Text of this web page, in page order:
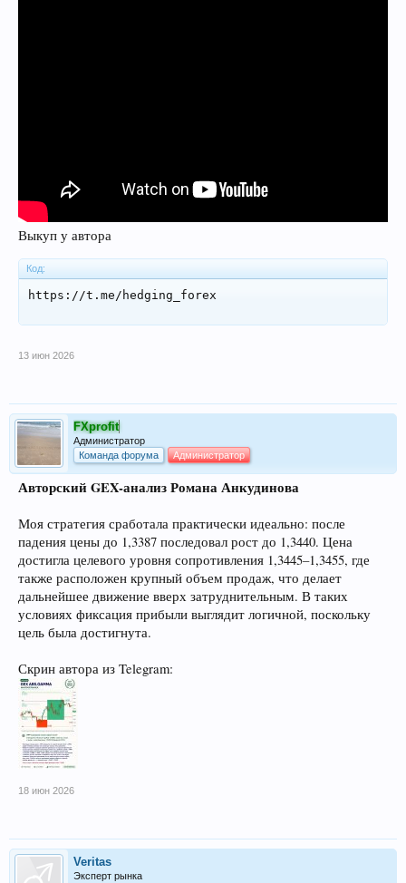
Выкуп у автора
Код:
https://t.me/hedging_forex
13 июн 2026
FXprofit
Администратор
Команда форума
Администратор
Авторский GEX-анализ Романа Анкудинова
Моя стратегия сработала практически идеально: после
падения цены до 1,3387 последовал рост до 1,3440. Цена
достигла целевого уровня сопротивления 1,3445–1,3455, где
также расположен крупный объем продаж, что делает
дальнейшее движение вверх затруднительным. В таких
условиях фиксация прибыли выглядит логичной, поскольку
цель была достигнута.
Скрин автора из Telegram:
18 июн 2026
Veritas
Эксперт рынка